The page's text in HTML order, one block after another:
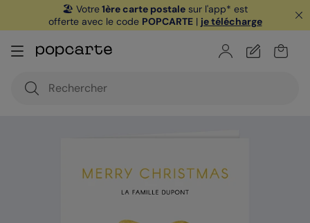
🏖️ Votre1ère carte postale sur l'app* est
offerte avec le code POPCARTE| je télécharge